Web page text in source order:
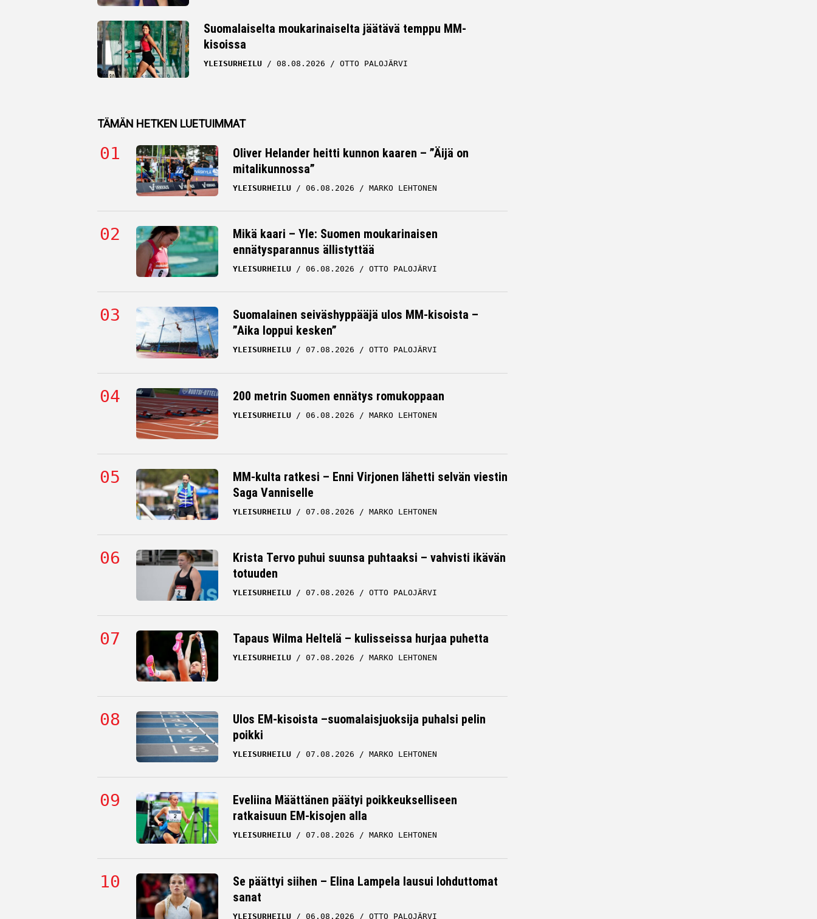
Suomalaiselta moukarinaiselta jäätävä temppu MM-
kisoissa
YLEISURHEILU 08.08.2026 OTTO PALOJÄRVI
TÄMÄN HETKEN LUETUIMMAT
Oliver Helander heitti kunnon kaaren – ”Äijä on
mitalikunnossa”
YLEISURHEILU 06.08.2026 MARKO LEHTONEN
Mikä kaari – Yle: Suomen moukarinaisen
ennätysparannus ällistyttää
YLEISURHEILU 06.08.2026 OTTO PALOJÄRVI
Suomalainen seiväshyppääjä ulos MM-kisoista –
”Aika loppui kesken”
YLEISURHEILU 07.08.2026 OTTO PALOJÄRVI
200 metrin Suomen ennätys romukoppaan
YLEISURHEILU 06.08.2026 MARKO LEHTONEN
MM-kulta ratkesi – Enni Virjonen lähetti selvän viestin
Saga Vanniselle
YLEISURHEILU 07.08.2026 MARKO LEHTONEN
Krista Tervo puhui suunsa puhtaaksi – vahvisti ikävän
totuuden
YLEISURHEILU 07.08.2026 OTTO PALOJÄRVI
Tapaus Wilma Heltelä – kulisseissa hurjaa puhetta
YLEISURHEILU 07.08.2026 MARKO LEHTONEN
Ulos EM-kisoista –suomalaisjuoksija puhalsi pelin
poikki
YLEISURHEILU 07.08.2026 MARKO LEHTONEN
Eveliina Määttänen päätyi poikkeukselliseen
ratkaisuun EM-kisojen alla
YLEISURHEILU 07.08.2026 MARKO LEHTONEN
Se päättyi siihen – Elina Lampela lausui lohduttomat
sanat
YLEISURHEILU 06.08.2026 OTTO PALOJÄRVI